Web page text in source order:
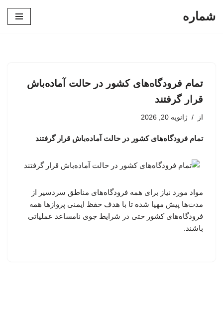
شماره
تمام فرودگاه‌های کشور در حالت آماده‌باش
قرار گرفتند
از ژانویه 20, 2026
تمام فرودگاه‌های کشور در حالت آماده‌باش قرار گرفتند
مواد مورد نیاز برای همه فرودگاه‌های مناطق سردسیر از
مدت‌ها پیش مهیا شده تا با هدف حفظ ایمنی پروازها همه
فرودگاه‌های کشور حتی در شرایط جوی نامساعد عملیاتی
باشند.